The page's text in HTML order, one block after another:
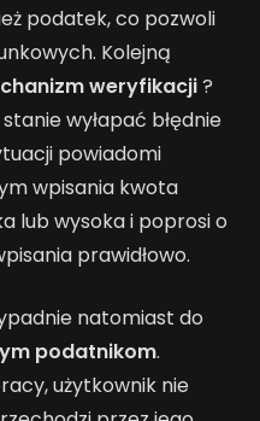
podatek, co pozwoli
Kolejną
weryfikacji?
wyłapać błędnie
powiadomi
wpisania kwota
lub wysoka i poprosi o
prawidłowo.
natomiast do
podatnikom.
użytkownik nie